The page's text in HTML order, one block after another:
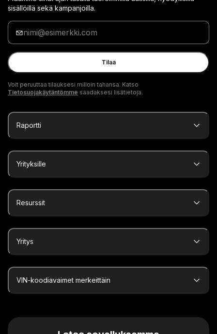
sisällöillä sekä kampanjoilla.
Anna
sähköpostiosoitteesi
Tilaa
Voit peruuttaa tilauksesi milloin tahansa. Katso
Tietosuojakäytäntömme saadaksesi lisätietoja.
Raportti
Yrityksille
Resurssit
Yritys
VIN-koodiavaimet merkeittäin